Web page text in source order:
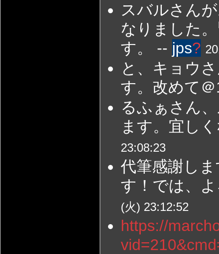
スバルさん
なりました
す。 -- jps?
と、キョウ
す。改めて
るふぁさん
ます。宜し
23:08:23
代筆感謝し
す！では、
(火) 23:12:52
https://